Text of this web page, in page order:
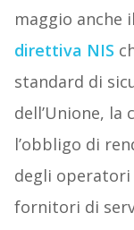
maggio anche
direttiva NIS
standard di
dell’Unione,
l’obbligo di
degli operatori
fornitori di